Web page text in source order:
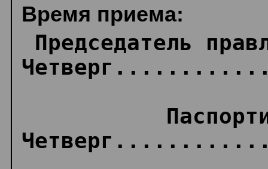
Время приема: